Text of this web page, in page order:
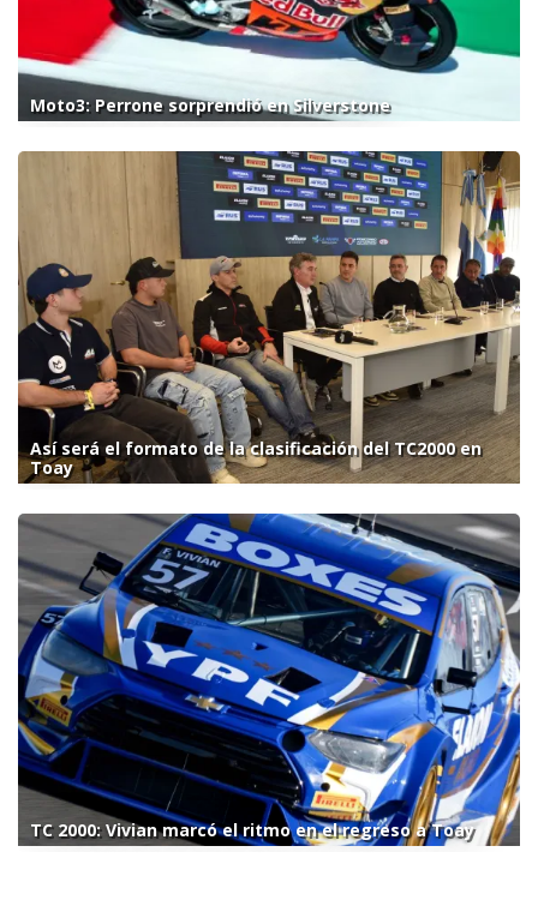
Moto3: Perrone sorprendió en Silverstone
Así será el formato de la clasificación del TC2000 en
Toay
TC 2000: Vivian marcó el ritmo en el regreso a Toay